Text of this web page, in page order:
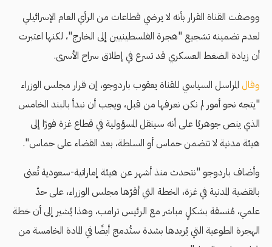
ووصفت القناة القرار بأنه لا يرضي قطاعات من الرأي العام الإسرائيلي
لعدم تضمينه تشجيع "هجرة الفلسطينيين إلى الخارج"، لكنها اعتبرت
أن زيادة الضغط العسكري قد تسرع في إطلاق سراح الأسرى.
وقال المراسل السياسي للقناة يعقوب باردوجو، إن قرار مجلس الوزراء
"يتجه نحو أمور لم نكن نعرفها من قبل، ويجب أن نبدأ بالبند الخامس
الذي ينص جوهريًا على أنه سينقل المسؤولية في قطاع غزة فورًا إلى
هيئة مدنية لا تتضمن حماس أو السلطة، بعد القضاء على حماس".
وأضاف باردوجو "نتحدث منذ أشهر عن هيئة إماراتية-سعودية تُعنى
بالقضية المدنية في غزة، الخطة التي أقرّها مجلس الوزراء، على حدّ
علمي، مُنسقة بشكلٍ مباشر مع الرئيس ترامب، وهذا يُشير إلى أن خطة
الهجرة الطوعية التي يُريدها بشدة ستُدمج أيضًا في المادة الخامسة من